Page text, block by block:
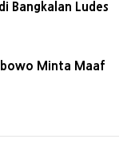
Bangkalan Ludes
Minta Maaf